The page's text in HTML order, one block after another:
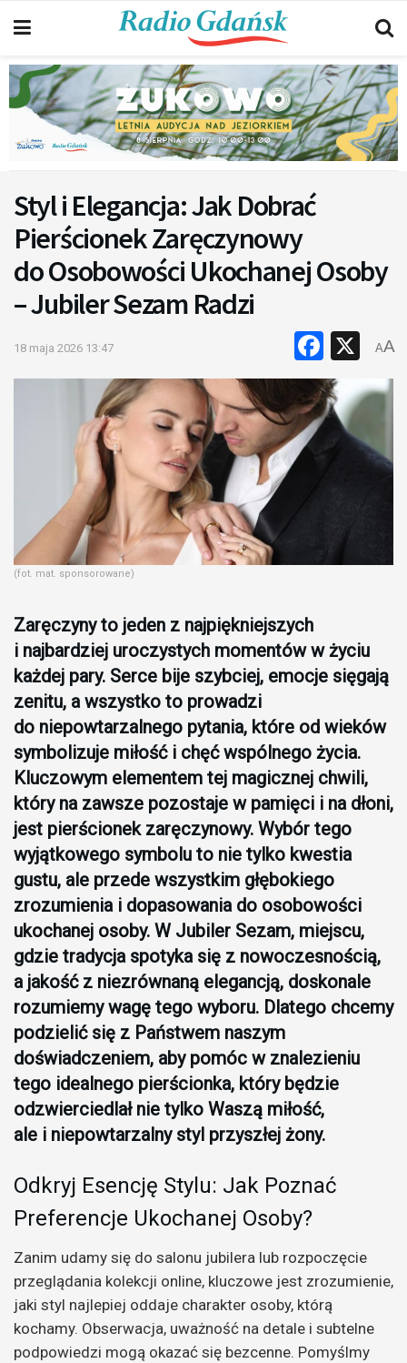
Styl i Elegancja: Jak Dobrać
Pierścionek Zaręczynowy
do Osobowości Ukochanej Osoby
– Jubiler Sezam Radzi
18 maja 2026 13:47 X
AA
(fot. mat. sponsorowane)
Zaręczyny to jeden z najpiękniejszych
i najbardziej uroczystych momentów w życiu
każdej pary. Serce bije szybciej, emocje sięgają
zenitu, a wszystko to prowadzi
do niepowtarzalnego pytania, które od wieków
symbolizuje miłość i chęć wspólnego życia.
Kluczowym elementem tej magicznej chwili,
który na zawsze pozostaje w pamięci i na dłoni,
jest pierścionek zaręczynowy. Wybór tego
wyjątkowego symbolu to nie tylko kwestia
gustu, ale przede wszystkim głębokiego
zrozumienia i dopasowania do osobowości
ukochanej osoby. W Jubiler Sezam, miejscu,
gdzie tradycja spotyka się z nowoczesnością,
a jakość z niezrównaną elegancją, doskonale
rozumiemy wagę tego wyboru. Dlatego chcemy
podzielić się z Państwem naszym
doświadczeniem, aby pomóc w znalezieniu
tego idealnego pierścionka, który będzie
odzwierciedlał nie tylko Waszą miłość,
ale i niepowtarzalny styl przyszłej żony.
Odkryj Esencję Stylu: Jak Poznać
Preferencje Ukochanej Osoby?
Zanim udamy się do salonu jubilera lub rozpoczęcie
przeglądania kolekcji online, kluczowe jest zrozumienie,
jaki styl najlepiej oddaje charakter osoby, którą
kochamy. Obserwacja, uważność na detale i subtelne
podpowiedzi mogą okazać się bezcenne. Pomyślmy